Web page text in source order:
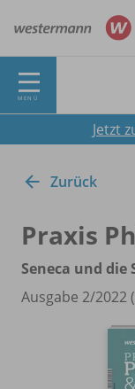
MENÜ
Jetzt
Zurück
Praxis
Seneca und die
Ausgabe 2/2022